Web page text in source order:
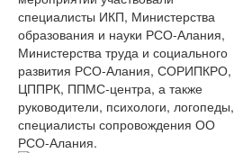
специалисты ИКП, Министерства
образования и науки РСО-Алания,
Министерства труда и социального
развития РСО-Алания, СОРИПКРО,
ЦППРК, ППМС-центра, а также
руководители, психологи, логопеды,
специалисты сопровождения ОО
РСО-Алания.